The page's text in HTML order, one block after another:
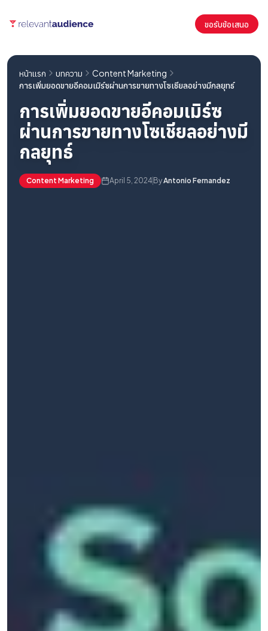
ขอรับข้อเสนอ
หน้าแรก บทความ
Content Marketing
การเพิ่มยอดขายอีคอมเมิร์ซผ่านการขายทางโซเชียลอย่างมีกลยุทธ์
การเพิ่มยอดขายอีคอมเมิร์ซ
ผ่านการขายทางโซเชียลอย่างมี
กลยุทธ์
Content Marketing April 5, 2024 ByAntonio Fernandez